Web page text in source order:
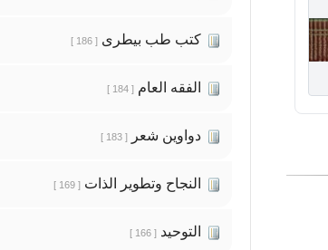
كتب طب بيطرى [ 186 ]
الفقه العام [ 184 ]
دواوين شعر [ 183 ]
النجاح وتطوير الذات [ 169 ]
التوحيد [ 166 ]